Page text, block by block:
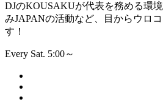
DJのKOUSAKUが代表を務める環
みJAPANの活動など、目からウロ
す！
Every Sat. 5:00～